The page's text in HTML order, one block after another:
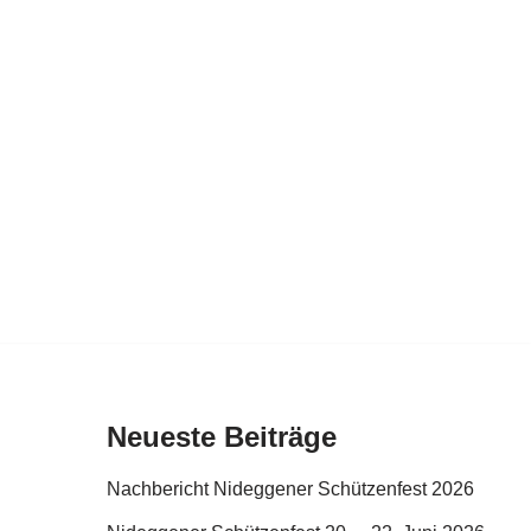
Neueste Beiträge
Nachbericht Nideggener Schützenfest 2026